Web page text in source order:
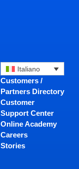
Italiano
Customers /
Partners Directory
Customer
Support Center
Online Academy
Careers
Stories